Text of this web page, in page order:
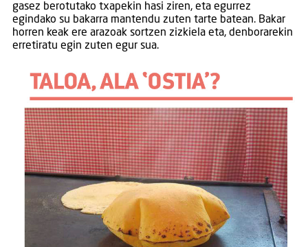
gasez berotutako txapekin hasi ziren, eta egurrez
egindako su bakarra mantendu zuten tarte batean. Bakar
horren keak ere arazoak sortzen zizkiela eta, denborarekin
erretiratu egin zuten egur sua.